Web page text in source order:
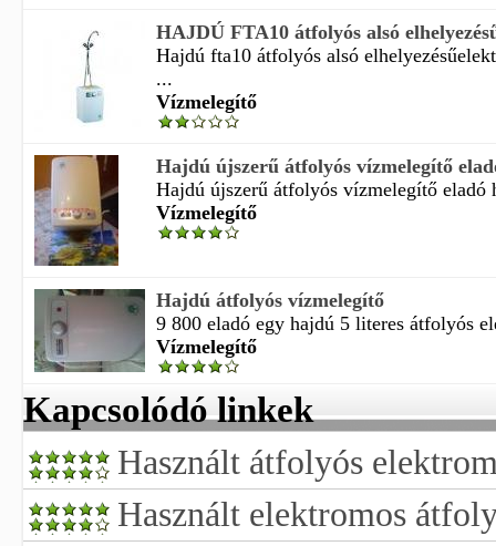
HAJDÚ FTA10 átfolyós alsó
Hajdú fta10 átfolyós alsó
...
Vízmelegítő
Hajdú újszerű átfolyós vízmelegítő
Hajdú újszerű átfolyós vízmelegítő eladó
Vízmelegítő
Hajdú átfolyós vízmelegítő
9 800 eladó egy hajdú 5 literes átfolyós
Vízmelegítő
Kapcsolódó linkek
Használt átfolyós
Használt elektromos